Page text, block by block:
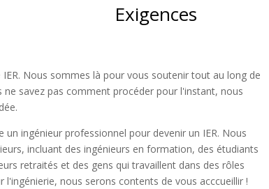
Exigences
Nous sommes là pour vous soutenir tout au long de
savez pas comment procéder pour l'instant, nous
un ingénieur professionnel pour devenir un IER. Nous
incluant des ingénieurs en formation, des étudiants
retraités et des gens qui travaillent dans des rôles
l'ingénierie, nous serons contents de vous acccueillir !